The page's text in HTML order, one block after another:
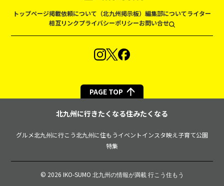
トップページ掲載依頼について（北九州掲示板） 編集部についてライター
相互リンクプライバシーポリシーお問い合せ
PAGE TOP
北九州に行きたくなる住みたくなる
グルメ北九州に行こう北九州に住もうイベントインスタ映え 子育て公園
特集
© 2026 IKO-SUMO 北九州の情報が満載 行こう住もう